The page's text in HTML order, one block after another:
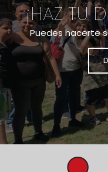
¡HAZ TU
Puedes hacerte